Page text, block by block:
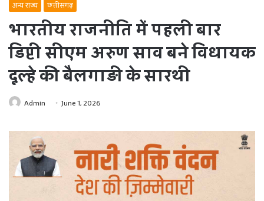
अन्य राज्य छत्तीसगढ़
भारतीय राजनीति में पहली बार
डिप्टी सीएम अरुण साव बने विधायक
दूल्हे की बैलगाड़ी के सारथी
Admin June 1, 2026